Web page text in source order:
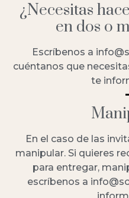
¿Necesitas
en dos o
Escríbenos a
cuéntanos que
te
En el caso de las
manipular. Si quieres
para entregar,
escríbenos a